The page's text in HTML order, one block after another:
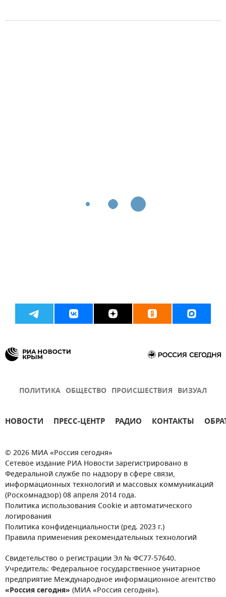
ПОЛИТИКА ОБЩЕСТВО ПРОИСШЕСТВИЯ ВИЗУАЛ
НОВОСТИ ПРЕСС-ЦЕНТР РАДИО КОНТАКТЫ
© 2026 МИА «Россия сегодня»
Сетевое издание РИА Новости зарегистрировано в
Федеральной службе по надзору в сфере связи,
информационных технологий и массовых коммуникаций
(Роскомнадзор) 08 апреля 2014 года.
Политика использования Cookie и автоматического
логирования
Политика конфиденциальности (ред. 2023 г.)
Правила применения рекомендательных технологий
Свидетельство о регистрации Эл № ФС77-57640.
Учредитель: Федеральное государственное унитарное
предприятие Международное информационное агентство
«Россия сегодня» (МИА «Россия сегодня»).